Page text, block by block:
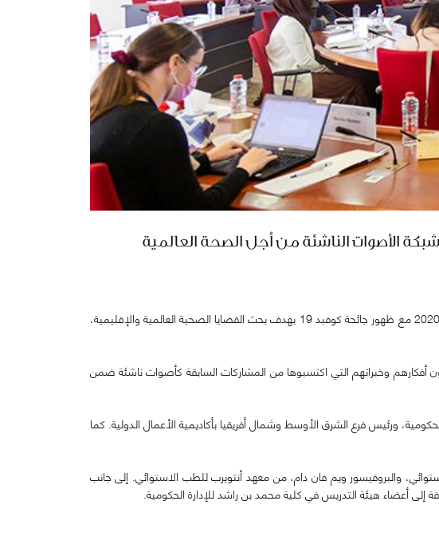
تستضيف كلية محمد بن راشد للإدارة الحكومية البرنامج التدريبي “أصوات ناشئة من أجل الصحة العالمية" والذي تم انشاؤه عام 2020 مع ظهور جائحة كوفبد 19 بهدف بحث القضايا الصحية العالمية والإقليمية،
مناطق لمنظمة الصحة العالمية، بما فيهم خريجي البرنامج لعام 2020 والذين سيشاركون أفكارهم وخبراتهم التي اكتسبوها من المشاركات السابقة كأصوات ناشئة ضمن
ورئيس فرع الشرق الأوسط وشمال أفريقيا بأكاديمية الأعمال الدولية. كما
والبروفيسور ويم فان دام، من معهد أنتويرب للطب الاستوائي. إلى جانب
أعضاء هيئة التدريس في كلية محمد بن راشد للإدارة الحكومية.